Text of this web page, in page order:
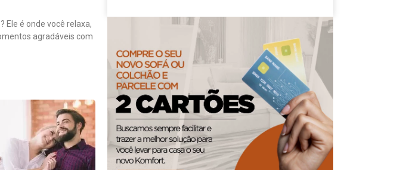
Ele é onde você relaxa,
agradáveis com